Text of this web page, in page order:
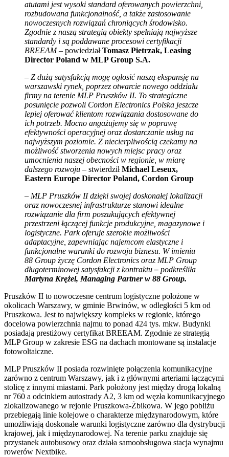
atutami jest wysoki standard oferowanych powierzchni,
rozbudowana funkcjonalność, a także zastosowanie
nowoczesnych rozwiązań chroniących środowisko.
Zgodnie z naszą strategią obiekty spełniają najwyższe
standardy i są poddawane procesowi certyfikacji
BREEAM – powiedziałTomasz Pietrzak, Leasing
Director Poland w MLP Group S.A.
– Z dużą satysfakcją mogę ogłosić naszą ekspansję na
warszawski rynek, poprzez otwarcie nowego oddziału
firmy na terenie MLP Pruszków II. To strategiczne
posunięcie pozwoli Cordon Electronics Polska jeszcze
lepiej oferować klientom rozwiązania dostosowane do
ich potrzeb. Mocno angażujemy się w poprawę
efektywności operacyjnej oraz dostarczanie usług na
najwyższym poziomie. Z niecierpliwością czekamy na
możliwość stworzenia nowych miejsc pracy oraz
umocnienia naszej obecności w regionie, w miarę
dalszego rozwoju – stwierdziłMichael Leseux,
Eastern Europe Director Poland, Cordon Group
– MLP Pruszków II dzięki swojej doskonałej lokalizacji
oraz nowoczesnej infrastrukturze stanowi idealne
rozwiązanie dla firm poszukujących efektywnej
przestrzeni łączącej funkcje produkcyjne, magazynowe i
logistyczne. Park oferuje szerokie możliwości
adaptacyjne, zapewniając najemcom elastyczne i
funkcjonalne warunki do rozwoju biznesu. W imieniu
88 Group życzę Cordon Electronics oraz MLP Group
długoterminowej satysfakcji z kontraktu– podkreśliła
Martyna Krężel, Managing Partner w 88 Group.
Pruszków II to nowoczesne centrum logistyczne położone w
okolicach Warszawy, w gminie Brwinów, w odległości 5 km od
Pruszkowa. Jest to największy kompleks w regionie, którego
docelowa powierzchnia najmu to ponad 424 tys. mkw. Budynki
posiadają prestiżowy certyfikat BREEAM. Zgodnie ze strategią
MLP Group w zakresie ESG na dachach montowane są instalacje
fotowoltaiczne.
MLP Pruszków II posiada rozwinięte połączenia komunikacyjne
zarówno z centrum Warszawy, jak i z głównymi arteriami łączącymi
stolicę z innymi miastami. Park położony jest między drogą lokalną
nr 760 a odcinkiem autostrady A2, 3 km od węzła komunikacyjnego
zlokalizowanego w rejonie Pruszkowa-Żbikowa. W jego pobliżu
przebiegają linie kolejowe o charakterze międzynarodowym, które
umożliwiają doskonałe warunki logistyczne zarówno dla dystrybucji
krajowej, jak i międzynarodowej. Na terenie parku znajduje się
przystanek autobusowy oraz działa samoobsługowa stacja wynajmu
rowerów Nextbike.